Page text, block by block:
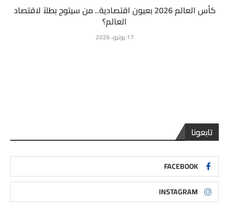
كأس العالم 2026 بعيون اقتصادية.. من سيتوج بطلاً لاقتصاد
العالم؟
17 يونيو، 2026
تابعونا
FACEBOOK
INSTAGRAM